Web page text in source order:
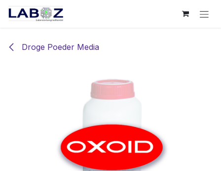
Overslaan naar inhoud
Droge Poeder Media